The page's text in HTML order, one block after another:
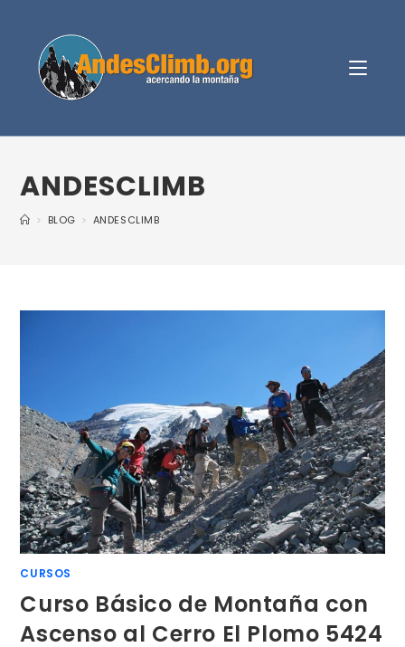
ANDESCLIMB
> BLOG > ANDESCLIMB
CURSOS
Curso Básico de Montaña con
Ascenso al Cerro El Plomo 5424